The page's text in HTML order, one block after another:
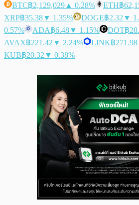
BTC฿2,129,029 ▲ 0.28% ETH฿
XRP฿35.38▼ 1.35% DOGE฿2.32 ▼
0.57%
ADA฿6.48▼ 1.15% DOT฿
AVAX฿221.42 ▼ 2.24% LINK฿271.98
KUB฿20.32 ▼ 0.38%